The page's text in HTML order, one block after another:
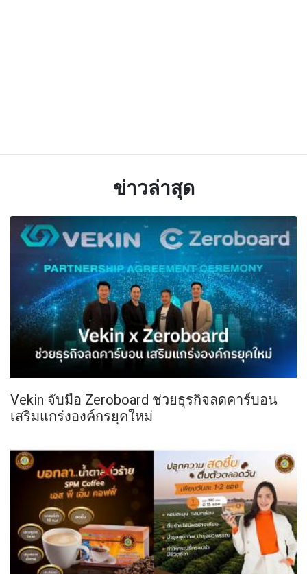
ข่าวล่าสุด
Vekin จับมือ Zeroboard ช่วยธุรกิจลดคาร์บอน
เสริมแกร่งองค์กรยุคใหม่